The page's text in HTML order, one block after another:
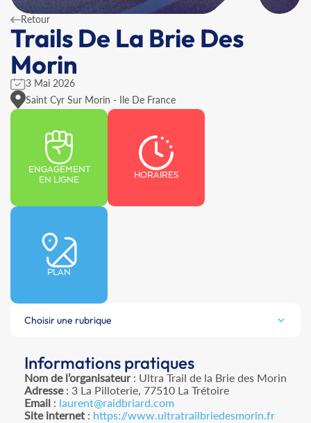
Retour
Trails De La Brie Des
Morin
3 Mai 2026
Saint Cyr Sur Morin - Ile De France
ENGAGEMENT
EN LIGNE
HORAIRES
PLAN
Choisir une rubrique
Informations pratiques
Nom de l’organisateur: Ultra Trail de la Brie des Morin
Adresse: 3 La Pilloterie, 77510 La Trétoire
Email : laurent@raidbriard.com
Site internet : https://www.ultratrailbriedesmorin.fr